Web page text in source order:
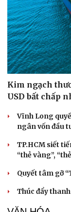
Du lịch
Tư vấn
Kim ngạch
USD bất chấp
Vĩnh Long
ngân vốn đầu
TP.HCM siết
“thẻ vàng”,
Quyết tâm gỡ
Thúc đẩy